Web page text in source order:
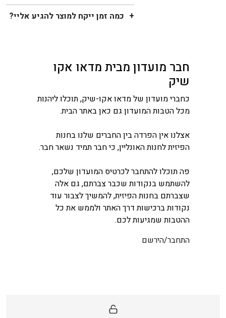
כמה זמן ייקח למוצר להגיע אליי?
חבר מועדון מבית מדאו אקו
שיק
כחברי מועדון של מדאו אקו-שיק, תוכלו ליהנות
מכל הטבות המועדון גם כאן באתר הבית.
אצלנו אין הפרדה בין החברים שלנו בחנות
הפיזית לחנות האונליין, כי חבר תמיד נשאר חבר.
פה תוכלו להתחבר לכרטיס המועדון שלכם,
להשתמש בנקודות שכבר צברתם, גם אלה
שצברתם בחנות הפיזית, להמשיך לצבור עוד
נקודות ברכישות דרך האתר ולממש את כל
ההטבות שמגיעות לכם.
התחבר/הירשם